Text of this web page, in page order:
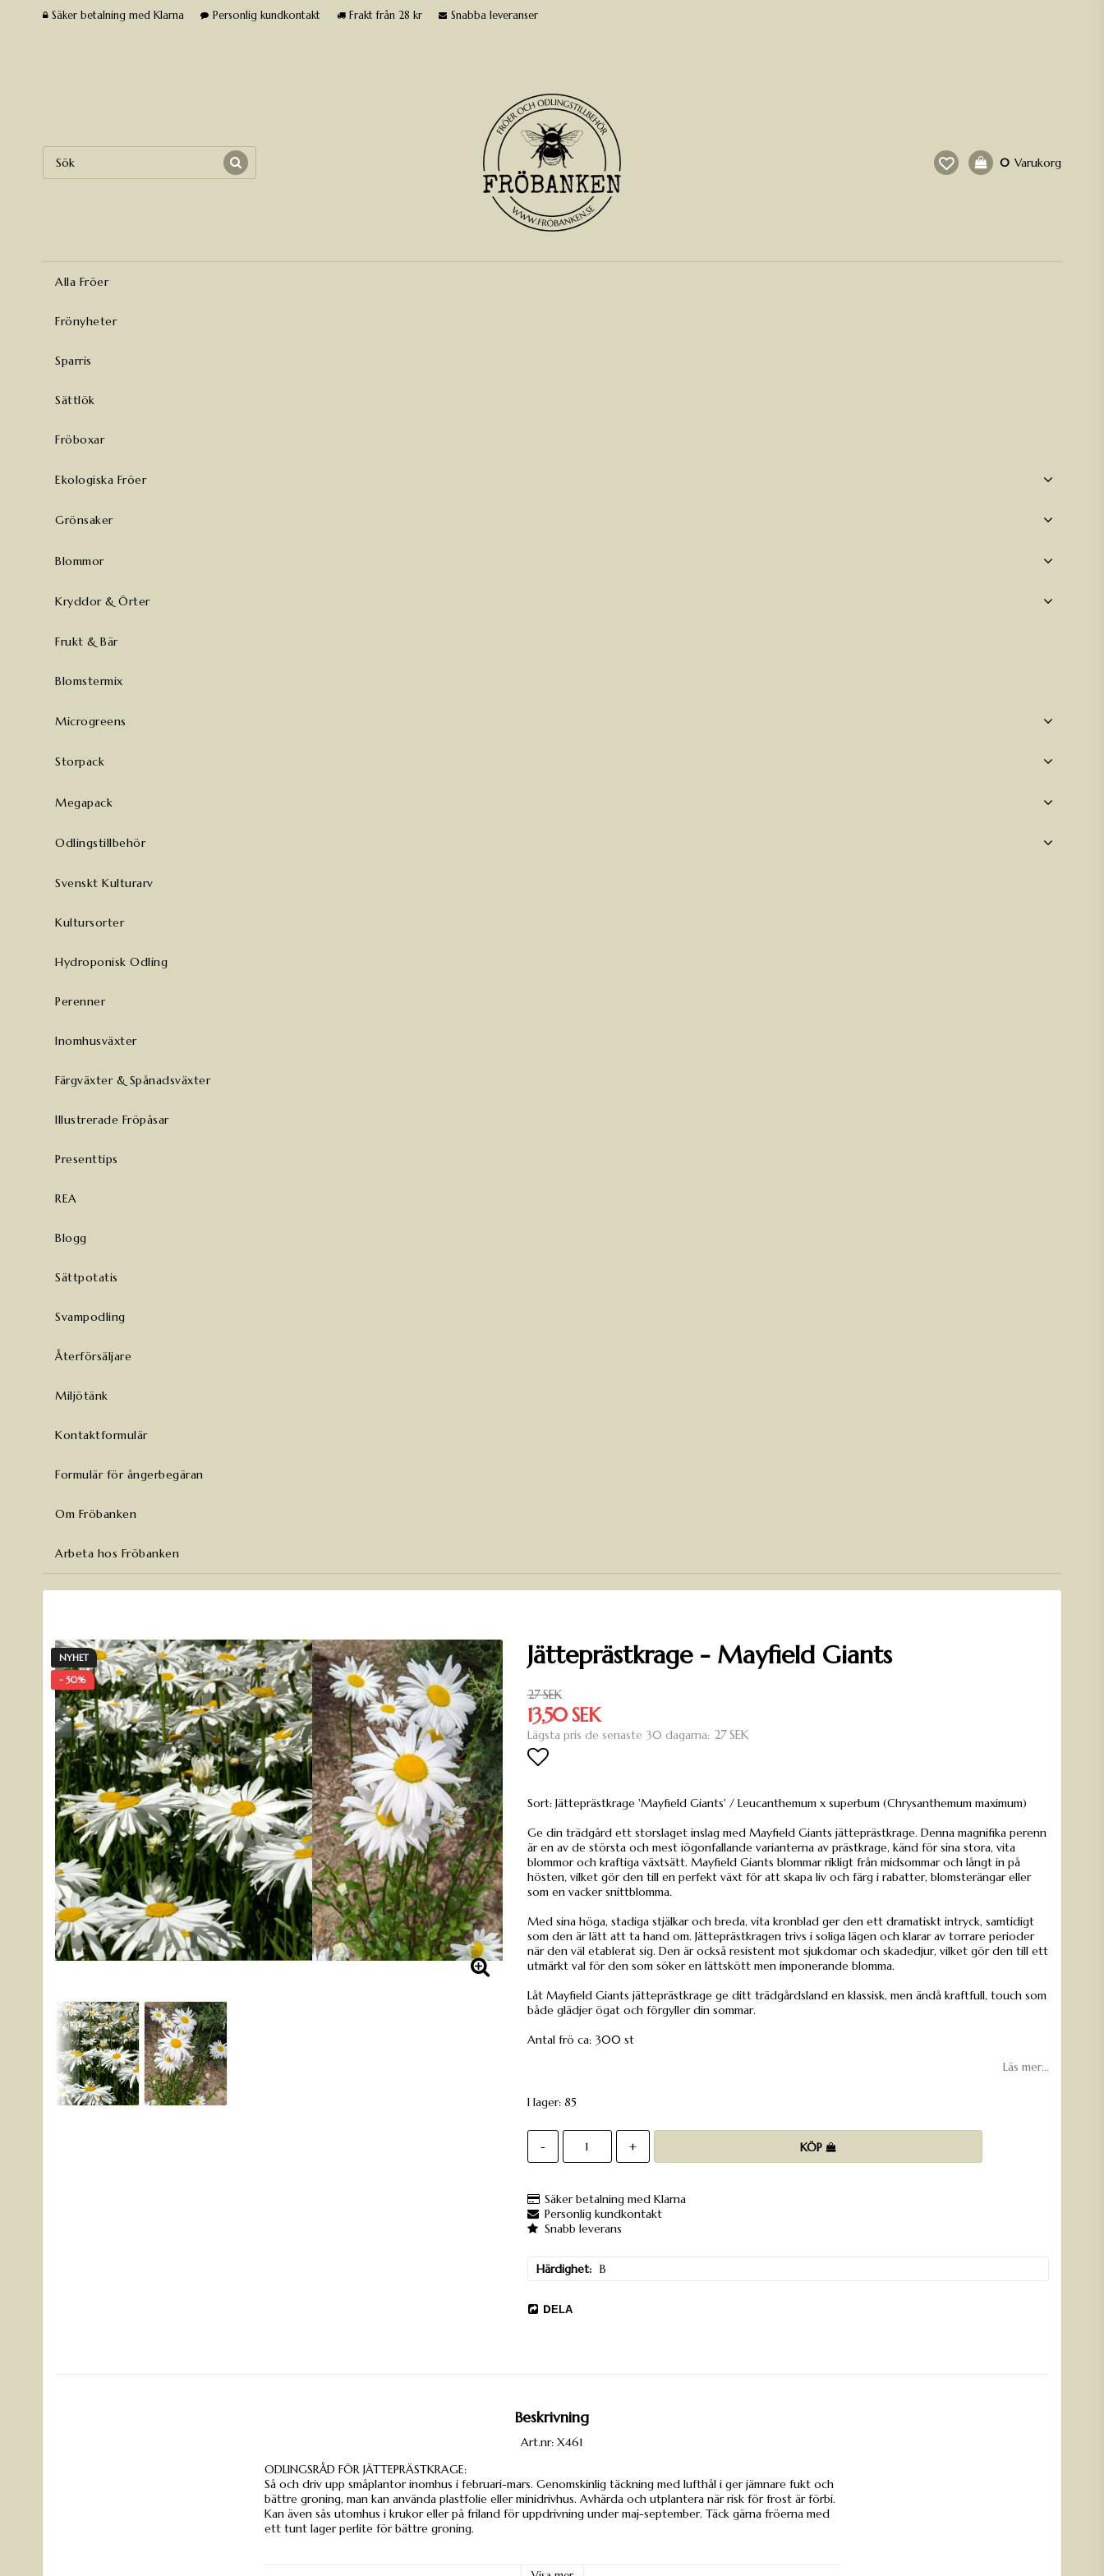
Säker betalning med Klarna Personlig kundkontakt Frakt från 28 kr Snabba leveranser
0 Varukorg
Alla Fröer
Frönyheter
Sparris
Sättlök
Fröboxar
Ekologiska Fröer
Grönsaker
Blommor
Kryddor & Örter
Frukt & Bär
Blomstermix
Microgreens
Storpack
Megapack
Odlingstillbehör
Svenskt Kulturarv
Kultursorter
Hydroponisk Odling
Perenner
Inomhusväxter
Färgväxter & Spånadsväxter
Illustrerade Fröpåsar
Presenttips
REA
Blogg
Sättpotatis
Svampodling
Återförsäljare
Miljötänk
Kontaktformulär
Formulär för ångerbegäran
Om Fröbanken
Arbeta hos Fröbanken
NYHET
- 50%
Jätteprästkrage - Mayfield Giants
27 SEK
13,50 SEK
Lägsta pris de senaste 30 dagarna 27 SEK
Sort: Jätteprästkrage 'Mayfield Giants' / Leucanthemum x superbum (Chrysanthemum maximum)
Ge din trädgård ett storslaget inslag med Mayfield Giants jätteprästkrage. Denna magnifika perenn
är en av de största och mest iögonfallande varianterna av prästkrage, känd för sina stora, vita
blommor och kraftiga växtsätt. Mayfield Giants blommar rikligt från midsommar och långt in på
hösten, vilket gör den till en perfekt växt för att skapa liv och färg i rabatter, blomsterängar eller
som en vacker snittblomma.
Med sina höga, stadiga stjälkar och breda, vita kronblad ger den ett dramatiskt intryck, samtidigt
som den är lätt att ta hand om. Jätteprästkragen trivs i soliga lägen och klarar av torrare perioder
när den väl etablerat sig. Den är också resistent mot sjukdomar och skadedjur, vilket gör den till ett
utmärkt val för den som söker en lättskött men imponerande blomma.
Låt Mayfield Giants jätteprästkrage ge ditt trädgårdsland en klassisk, men ändå kraftfull, touch som
både glädjer ögat och förgyller din sommar.
Antal frö ca: 300 st
Läs mer...
I lager: 85
- + KÖP
Säker betalning med Klarna
Personlig kundkontakt
Snabb leverans
Härdighet B
DELA
Beskrivning
Art.nr: X461
ODLINGSRÅD FÖR JÄTTEPRÄSTKRAGE:
Så och driv upp småplantor inomhus i februari-mars. Genomskinlig täckning med lufthål i ger jämnare fukt och
bättre groning, man kan använda plastfolie eller minidrivhus. Avhärda och utplantera när risk för frost är förbi.
Kan även sås utomhus i krukor eller på friland för uppdrivning under maj-september. Täck gärna fröerna med
ett tunt lager perlite för bättre groning.